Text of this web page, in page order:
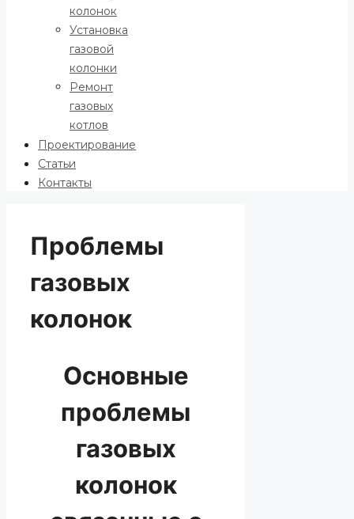
колонок
Установка
газовой
колонки
Ремонт
газовых
котлов
Проектирование
Статьи
Контакты
Проблемы
газовых
колонок
Основные
проблемы
газовых
колонок